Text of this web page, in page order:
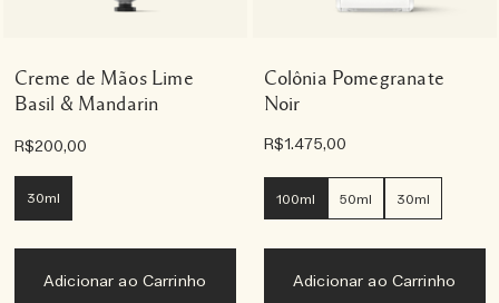
Creme de Mãos Lime
Basil & Mandarin
R$200,00
30ml
Adicionar ao Carrinho
Colônia Pomegranate
Noir
R$1.475,00
100ml 50ml 30ml
Adicionar ao Carrinho